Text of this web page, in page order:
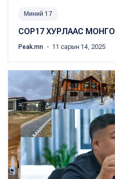
Миний 17
COP17 ХУРЛААС
Peak.mn ・ 11 сарын 14, 2025